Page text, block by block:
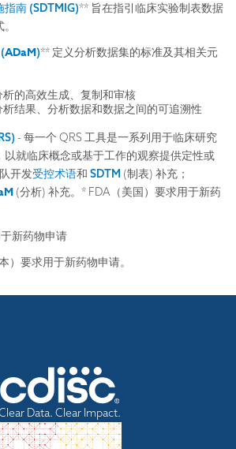
南 (SDTMIG)** 旨在指引临床实验制表数据
ADaM)** 定义分析数据集的标准及其相关元
的高效生成、复制和审核
结果、分析数据和数据之间的可追溯性
- 每一个 QRS 工具是一系列用于临床研究
以就临床概念或基于工作的观察提供定性或
开发受控术语和 SDTM (制表) 补充；
(分析) 补充。* FDA（美国）要求用于新药
新药物申请
）要求用于新药物申请。
Data. Clear Impact.